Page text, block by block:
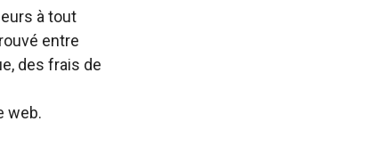
à tout
entre
des frais de
web.